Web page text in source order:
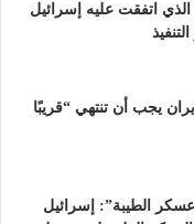
اتفقت عليه إسرائيل
يجب أن تنتهي “قريبًا
الطيبة”: إسرائيل